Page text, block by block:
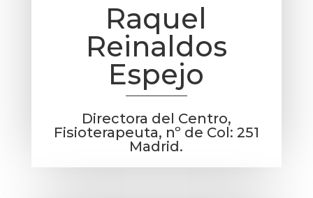
Raquel
Reinaldos
Espejo
Directora del Centro,
Fisioterapeuta, nº de Col: 251
Madrid.